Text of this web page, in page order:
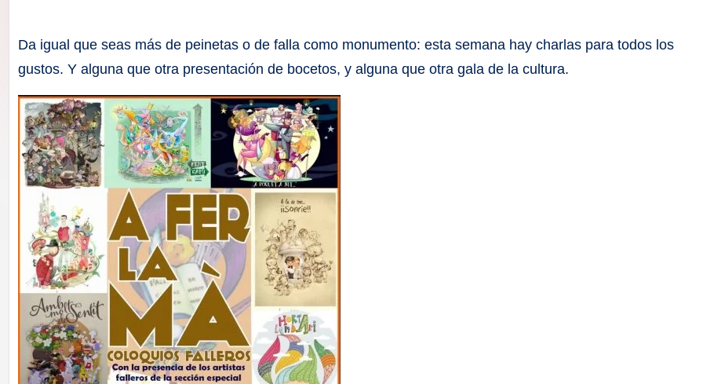
Da igual que seas más de peinetas o de falla como monumento: esta semana hay charlas para todos los
gustos. Y alguna que otra presentación de bocetos, y alguna que otra gala de la cultura.